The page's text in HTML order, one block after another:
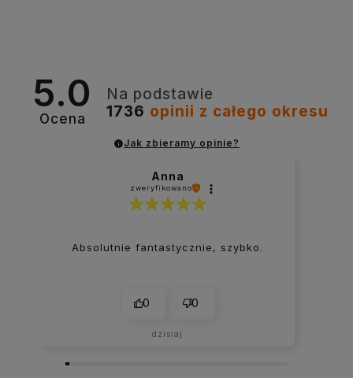
5.0
Ocena
Na podstawie
1736 opinii z całego okresu
Jak zbieramy opinie?
Anna
zweryfikowano
Absolutnie fantastycznie, szybko.
0 0
dzisiaj